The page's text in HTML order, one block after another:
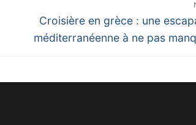
Next
post:
Croisière en grèce : une
méditerranéenne à ne pas